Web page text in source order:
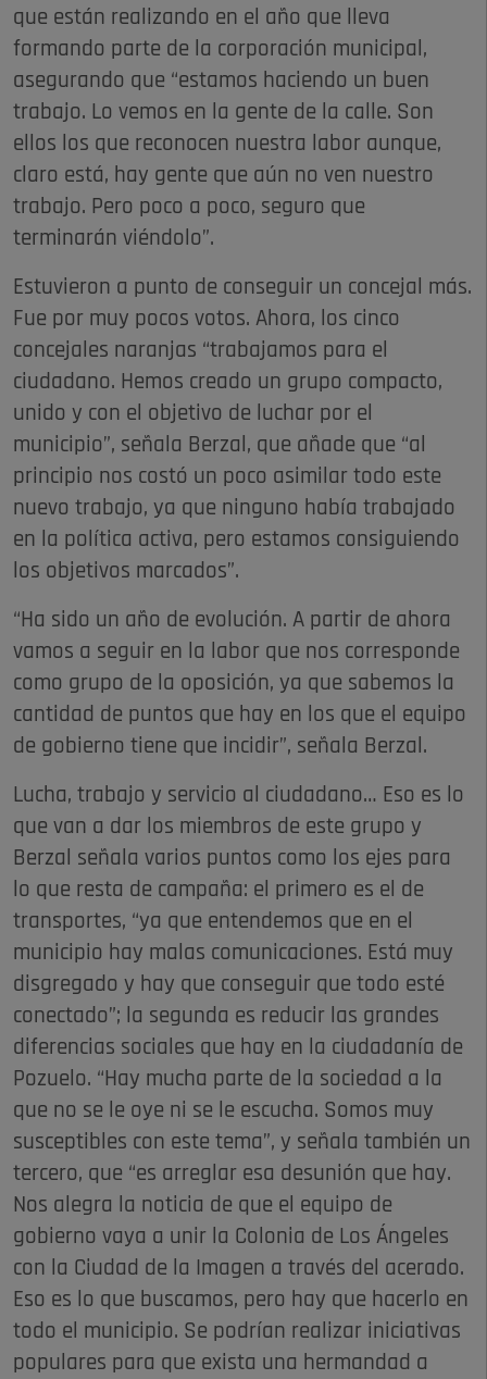
que están realizando en el año que lleva
formando parte de la corporación municipal,
asegurando que “estamos haciendo un buen
trabajo. Lo vemos en la gente de la calle. Son
ellos los que reconocen nuestra labor aunque,
claro está, hay gente que aún no ven nuestro
trabajo. Pero poco a poco, seguro que
terminarán viéndolo”.
Estuvieron a punto de conseguir un concejal más.
Fue por muy pocos votos. Ahora, los cinco
concejales naranjas “trabajamos para el
ciudadano. Hemos creado un grupo compacto,
unido y con el objetivo de luchar por el
municipio”, señala Berzal, que añade que “al
principio nos costó un poco asimilar todo este
nuevo trabajo, ya que ninguno había trabajado
en la política activa, pero estamos consiguiendo
los objetivos marcados”.
“Ha sido un año de evolución. A partir de ahora
vamos a seguir en la labor que nos corresponde
como grupo de la oposición, ya que sabemos la
cantidad de puntos que hay en los que el equipo
de gobierno tiene que incidir”, señala Berzal.
Lucha, trabajo y servicio al ciudadano… Eso es lo
que van a dar los miembros de este grupo y
Berzal señala varios puntos como los ejes para
lo que resta de campaña: el primero es el de
transportes, “ya que entendemos que en el
municipio hay malas comunicaciones. Está muy
disgregado y hay que conseguir que todo esté
conectado”; la segunda es reducir las grandes
diferencias sociales que hay en la ciudadanía de
Pozuelo. “Hay mucha parte de la sociedad a la
que no se le oye ni se le escucha. Somos muy
susceptibles con este tema”, y señala también un
tercero, que “es arreglar esa desunión que hay.
Nos alegra la noticia de que el equipo de
gobierno vaya a unir la Colonia de Los Ángeles
con la Ciudad de la Imagen a través del acerado.
Eso es lo que buscamos, pero hay que hacerlo en
todo el municipio. Se podrían realizar iniciativas
populares para que exista una hermandad a